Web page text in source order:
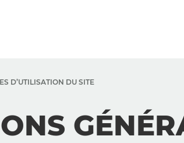
D’UTILISATION DU SITE